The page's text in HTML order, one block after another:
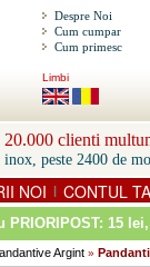
Despre Noi
Cum cumpar
Cum primesc
Limbi
clienti
peste 2400 de
NOI | CONTUL
PRIORIPOST: 15 lei
Argint »